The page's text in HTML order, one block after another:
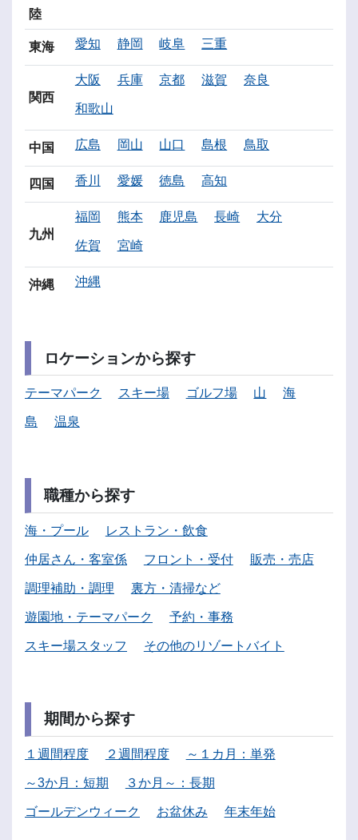
陸
東海 愛知 静岡 岐阜 三重
関西
大阪 兵庫 京都 滋賀 奈良
和歌山
中国 広島 岡山 山口 島根 鳥取
四国 香川 愛媛 徳島 高知
九州
福岡 熊本 鹿児島 長崎 大分
佐賀 宮崎
沖縄 沖縄
ロケーションから探す
テーマパーク スキー場 ゴルフ場 山 海
島 温泉
職種から探す
海・プール レストラン・飲食
仲居さん・客室係 フロント・受付 販売・売店
調理補助・調理 裏方・清掃など
遊園地・テーマパーク 予約・事務
スキー場スタッフ その他のリゾートバイト
期間から探す
１週間程度 ２週間程度 ～１カ月：単発
～3か月：短期 ３か月～：長期
ゴールデンウィーク お盆休み 年末年始